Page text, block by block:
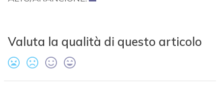
Valuta la qualità di questo articolo